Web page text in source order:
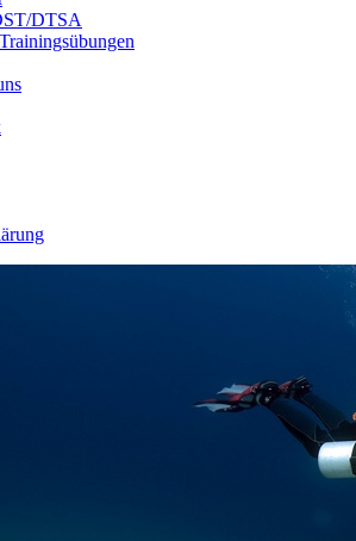
DTSA
und wie gewohnt
www.sidemount-